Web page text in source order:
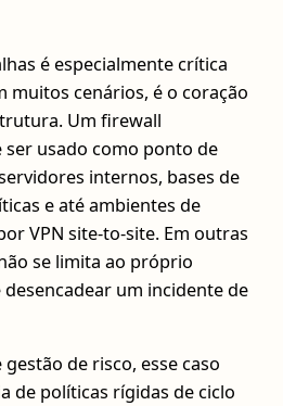
é especialmente crítica
muitos cenários, é o coração
Um firewall
usado como ponto de
internos, bases de
e até ambientes de
VPN site-to-site. Em outras
se limita ao próprio
um incidente de
de risco, esse caso
de políticas rígidas de ciclo